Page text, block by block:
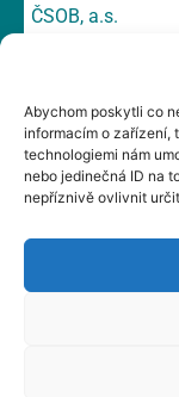
Abychom poskytli co
informacím o zařízení,
technologiemi nám
nebo jedinečná ID na
nepříznivě ovlivnit
ČSOB, a.s.
cn665wp
Adres: Hlavní
Český Těšín, 737
Czechy